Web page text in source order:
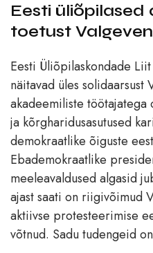
Eesti
toetust
Eesti Üliõpilaskondade
näitavad üles solidaarsust
akadeemiliste töötajatega
ja kõrgharidusasutused
demokraatlike õiguste
Ebademokraatlike
meeleavaldused algasid
ajast saati on riigivõimud
aktiivse protesteerimise
võtnud. Sadu tudengeid